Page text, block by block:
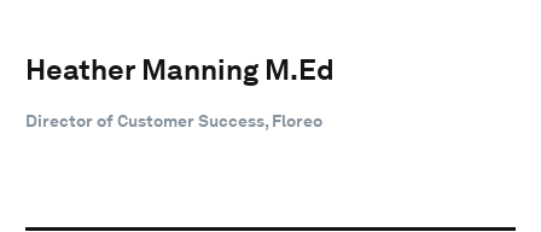
Heather Manning M.Ed
Director of Customer Success, Floreo